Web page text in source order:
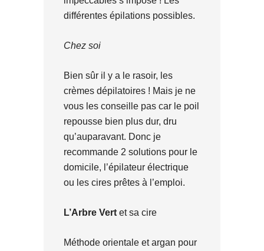
différentes épilations possibles.
Chez soi
Bien sûr il y a le rasoir, les
crèmes dépilatoires ! Mais je ne
vous les conseille pas car le poil
repousse bien plus dur, dru
qu’auparavant. Donc je
recommande 2 solutions pour le
domicile, l’épilateur électrique
ou les cires prêtes à l’emploi.
L’Arbre Vert et sa cire
Méthode orientale et argan pour